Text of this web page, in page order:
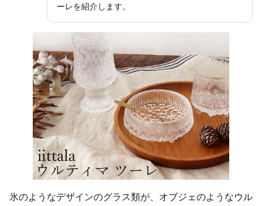
ーレを紹介します。
氷のようなデザインのグラス類が、オブジェのようなウル